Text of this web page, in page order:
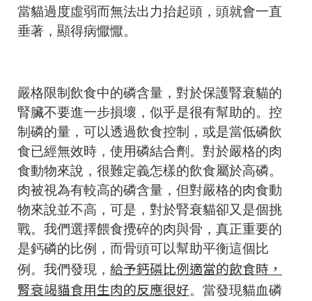
當貓過度虛弱而無法出力抬起頭，頭就會一直
垂著，顯得病懨懨。
嚴格限制飲食中的磷含量，對於保護腎衰貓的
腎臟不要進一步損壞，似乎是很有幫助的。控
制磷的量，可以透過飲食控制，或是當低磷飲
食已經無效時，使用磷結合劑。對於嚴格的肉
食動物來說，很難定義怎樣的飲食屬於高磷。
肉被視為有較高的磷含量，但對嚴格的肉食動
物來說並不高，可是，對於腎衰貓卻又是個挑
戰。我們選擇餵食攪碎的肉與骨，真正重要的
是鈣磷的比例，而骨頭可以幫助平衡這個比
例。我們發現， 給予鈣磷比例適當的飲食時，
腎衰竭貓食用生肉的反應很好。當發現貓血磷